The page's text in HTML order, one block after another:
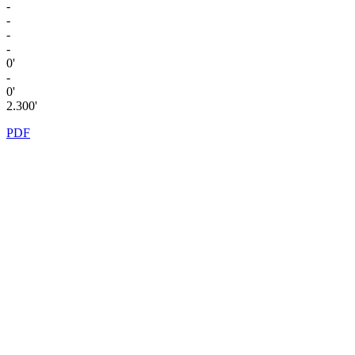
-
-
-
-
0'
-
0'
2.300'
PDF